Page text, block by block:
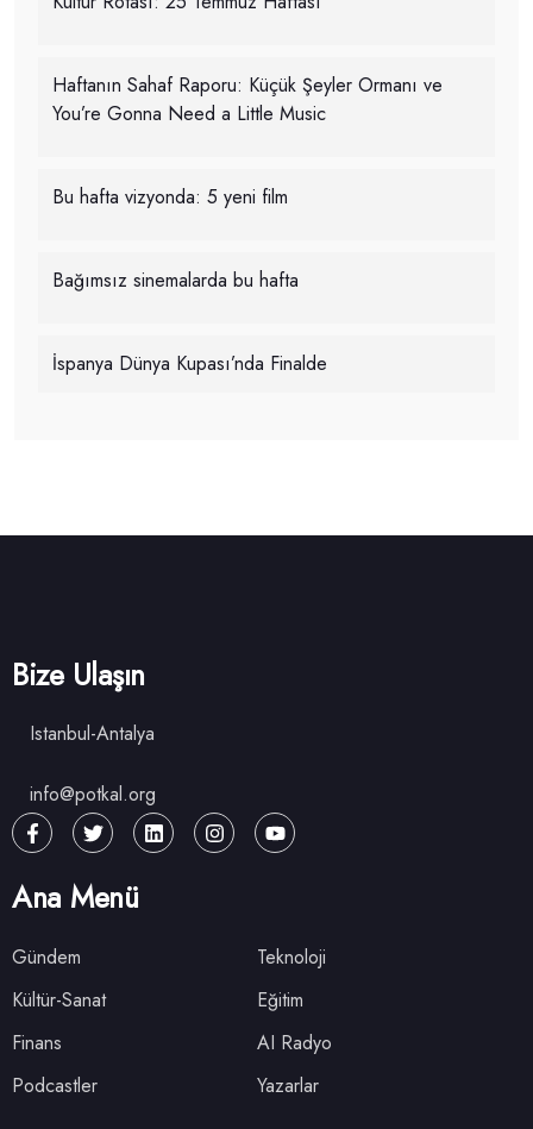
Haftanın Sahaf Raporu: Küçük Şeyler Ormanı ve
You’re Gonna Need a Little Music
Bu hafta vizyonda: 5 yeni film
Bağımsız sinemalarda bu hafta
İspanya Dünya Kupası’nda Finalde
Bize Ulaşın
Istanbul-Antalya
info@potkal.org
Ana Menü
Gündem
Teknoloji
Kültür-Sanat
Eğitim
Finans
AI Radyo
Podcastler
Yazarlar